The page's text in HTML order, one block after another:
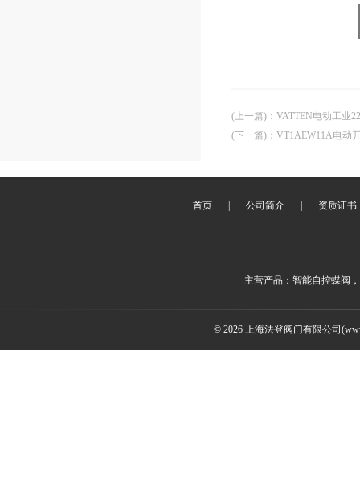
(上一篇) ： VATTEN电动工业
(下一篇) ： VT1AEW11A电动
首页 公司简介 资质证书
主营产品：智能自控蝶阀
© 2026 上海法登阀门有限公司